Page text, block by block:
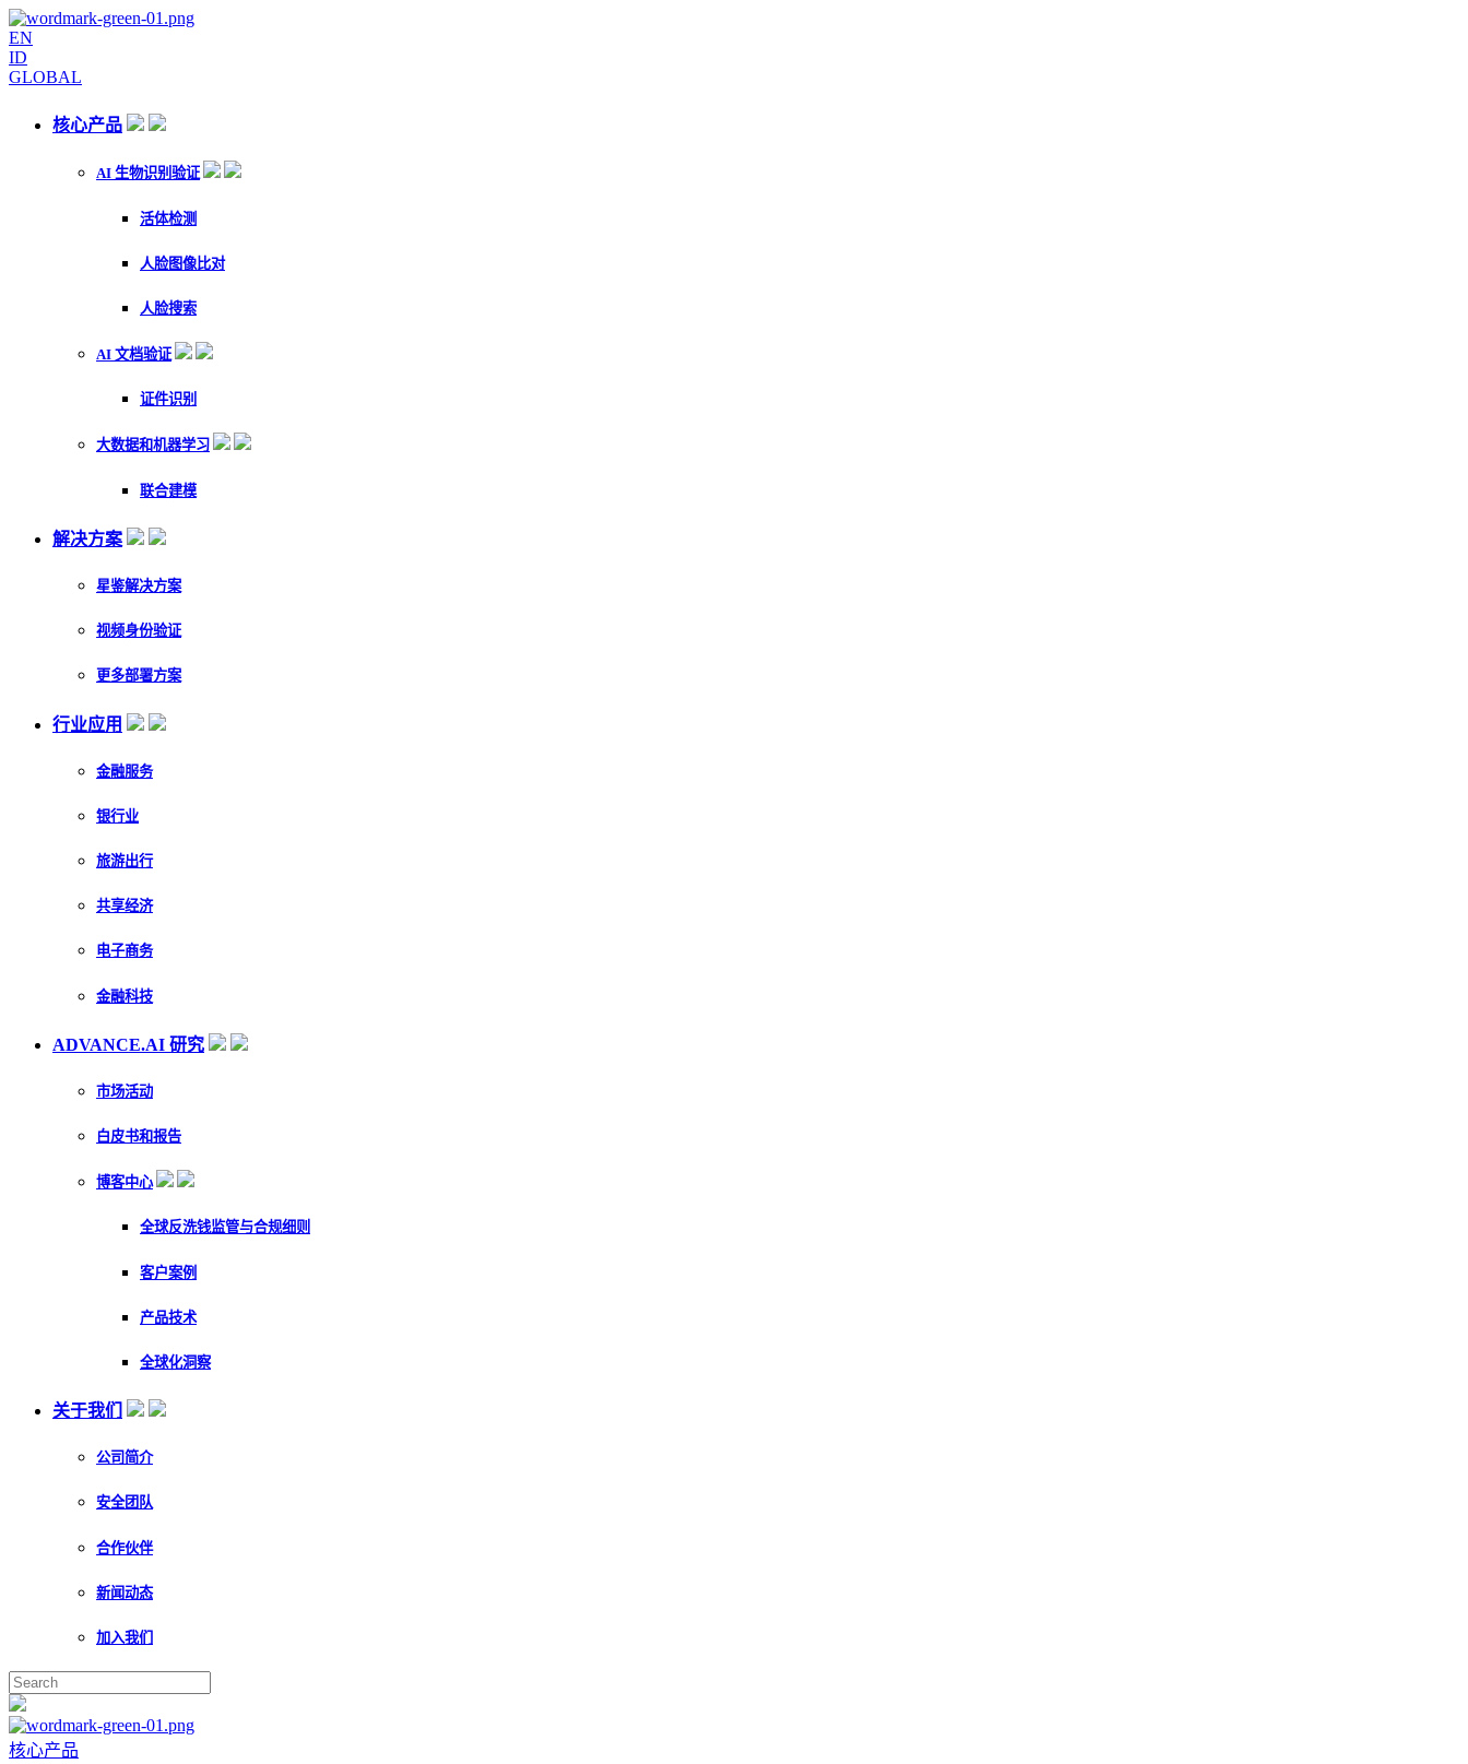
EN
ID
GLOBAL
核心产品
AI 生物识别验证
活体检测
人脸图像比对
人脸搜索
AI 文档验证
证件识别
大数据和机器学习
联合建模
解决方案
星鉴解决方案
视频身份验证
更多部署方案
行业应用
金融服务
银行业
旅游出行
共享经济
电子商务
金融科技
ADVANCE.AI 研究
市场活动
白皮书和报告
博客中心
全球反洗钱监管与合规细则
客户案例
产品技术
全球化洞察
关于我们
公司简介
安全团队
合作伙伴
新闻动态
加入我们
核心产品